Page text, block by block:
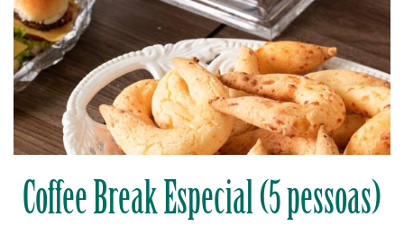
Coffee Break Especial (5 pessoas)